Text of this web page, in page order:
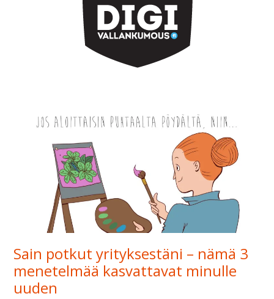
Sain potkut yrityksestäni – nämä 3
menetelmää kasvattavat minulle
uuden